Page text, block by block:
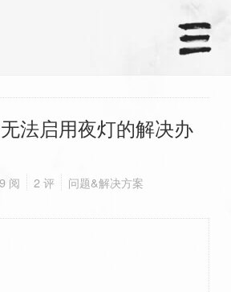
×
好個秋.
首页
法启用夜灯的解决办
阅 2 评 问题&解决方案